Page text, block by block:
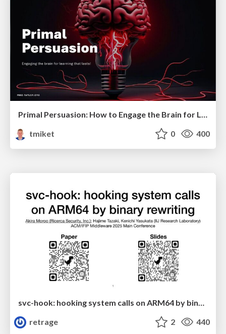
Primal Persuasion: How to Engage the Brain for Learning That Lasts
tmiket
0 400
retrage
2 440